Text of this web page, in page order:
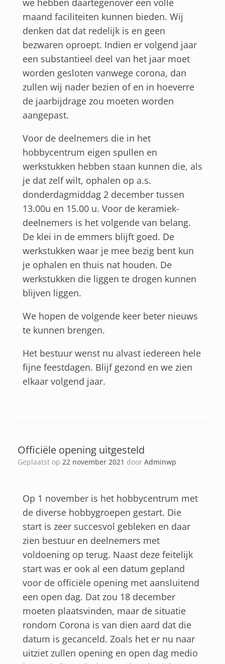
maand faciliteiten kunnen bieden. Wij
denken dat dat redelijk is en geen
bezwaren oproept. Indien er volgend jaar
een substantieel deel van het jaar moet
worden gesloten vanwege corona, dan
zullen wij nader bezien of en in hoeverre
de jaarbijdrage zou moeten worden
aangepast.
Voor de deelnemers die in het
hobbycentrum eigen spullen en
werkstukken hebben staan kunnen die, als
je dat zelf wilt, ophalen op a.s.
donderdagmiddag 2 december tussen
13.00u en 15.00 u. Voor de keramiek-
deelnemers is het volgende van belang.
De klei in de emmers blijft goed. De
werkstukken waar je mee bezig bent kun
je ophalen en thuis nat houden. De
werkstukken die liggen te drogen kunnen
blijven liggen.
We hopen de volgende keer beter nieuws
te kunnen brengen.
Het bestuur wenst nu alvast iedereen hele
fijne feestdagen. Blijf gezond en we zien
elkaar volgend jaar.
Officiële opening uitgesteld
Geplaatst op 22 november 2021 door Adminwp
Op 1 november is het hobbycentrum met
de diverse hobbygroepen gestart. Die
start is zeer succesvol gebleken en daar
zien bestuur en deelnemers met
voldoening op terug. Naast deze feitelijk
start was er ook al een datum gepland
voor de officiële opening met aansluitend
een open dag. Dat zou 18 december
moeten plaatsvinden, maar de situatie
rondom Corona is van dien aard dat die
datum is gecanceld. Zoals het er nu naar
uitziet zullen opening en open dag medio